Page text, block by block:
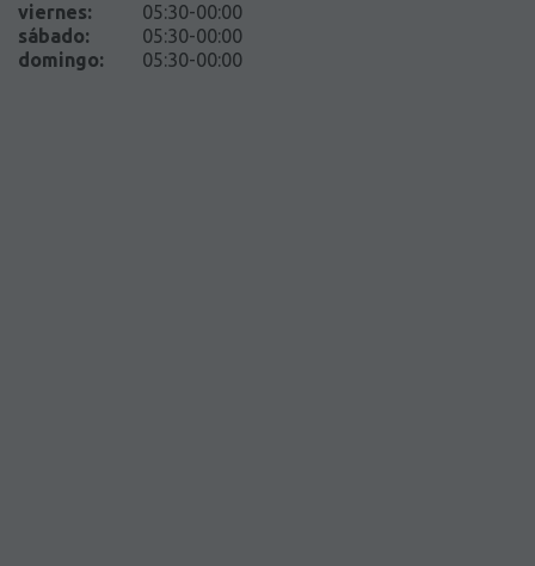
viernes:
05:30-00:00
sábado:
05:30-00:00
domingo: 05:30-00:00